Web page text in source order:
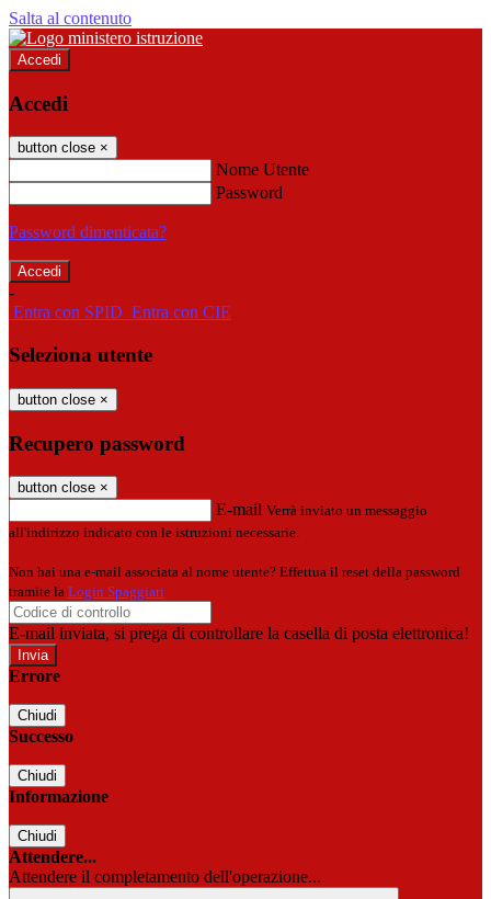
Salta al contenuto
Accedi
Accedi
button close ×
Nome Utente
Password
Password dimenticata?
-
Entra con SPID Entra con CIE
Seleziona utente
button close ×
Recupero password
button close ×
E-mail Verrà inviato un messaggio
all'indirizzo indicato con le istruzioni necessarie.
Non hai una e-mail associata al nome utente? Effettua il reset della password
tramite la Login Spaggiari
E-mail inviata, si prega di controllare la casella di posta elettronica!
Errore
Chiudi
Successo
Chiudi
Informazione
Chiudi
Attendere...
Attendere il completamento dell'operazione...